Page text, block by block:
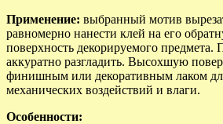
Применение: выбранный мотив
равномерно нанести клей на его
поверхность декорируемого предмета.
аккуратно разгладить. Высохшую
финишным или декоративным лаком
механических воздействий и влаги.
Особенности: